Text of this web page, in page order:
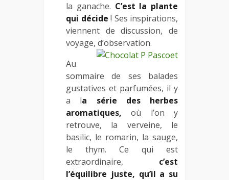
la ganache. C’est la plante
qui décide ! Ses inspirations,
viennent de discussion, de
voyage, d’observation.
Au
sommaire de ses balades
gustatives et parfumées, il y
a la série des herbes
aromatiques, où l’on y
retrouve, la verveine, le
basilic, le romarin, la sauge,
le thym. Ce qui est
extraordinaire, c’est
l’équilibre juste, qu’il a su